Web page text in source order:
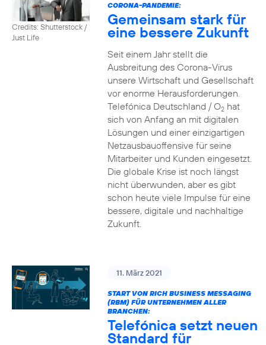
Credits: Shutterstock /
Just Life
CORONA-PANDEMIE:
Gemeinsam stark für
eine bessere Zukunft
Seit einem Jahr stellt die
Ausbreitung des Corona-Virus
unsere Wirtschaft und Gesellschaft
vor enorme Herausforderungen.
Telefónica Deutschland / O2hat
sich von Anfang an mit digitalen
Lösungen und einer einzigartigen
Netzausbauoffensive für seine
Mitarbeiter und Kunden eingesetzt.
Die globale Krise ist noch längst
nicht überwunden, aber es gibt
schon heute viele Impulse für eine
bessere, digitale und nachhaltige
Zukunft.
11. März 2021
START VON RICH BUSINESS MESSAGING
(RBM) FÜR UNTERNEHMEN ALLER
BRANCHEN:
Telefónica setzt neuen
Standard für